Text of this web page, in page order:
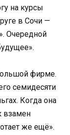
на курсы
в Сочи —
Очередной
фирме.
семидесяти
Когда она
взамен
же ещё».